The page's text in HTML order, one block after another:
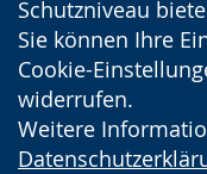
Schutzniveau
Sie können Ihre
Cookie-
widerrufen.
Weitere